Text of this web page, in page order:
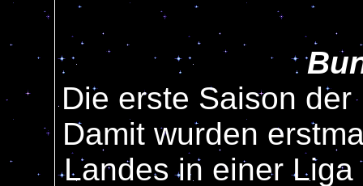
Die erste Saison
Damit wurden
Landes in einer